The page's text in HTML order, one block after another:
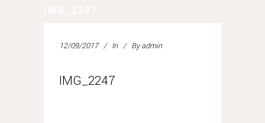
12/09/2017 In By admin
IMG_2247